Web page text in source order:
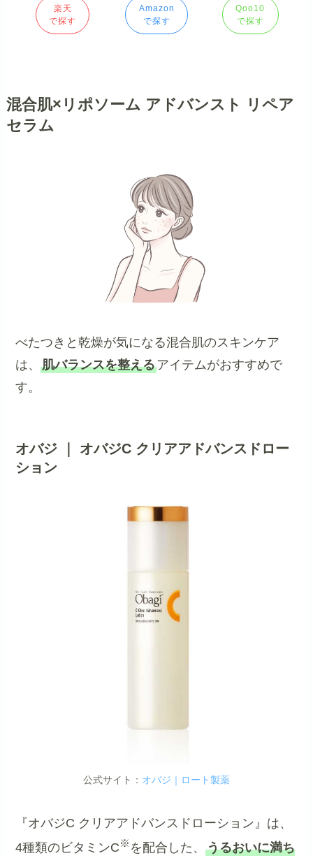
楽天
で探す
Amazon
で探す
Qoo10
で探す
混合肌×リポソーム アドバンスト リペア
セラム
べたつきと乾燥が気になる混合肌のスキンケア
は、肌バランスを整えるアイテムがおすすめで
す。
オバジ ｜ オバジC クリアアドバンスドロー
ション
公式サイト： オバジ｜ロート製薬
『オバジC クリアアドバンスドローション』は、
4種類のビタミンC※ を配合した、うるおいに満ち